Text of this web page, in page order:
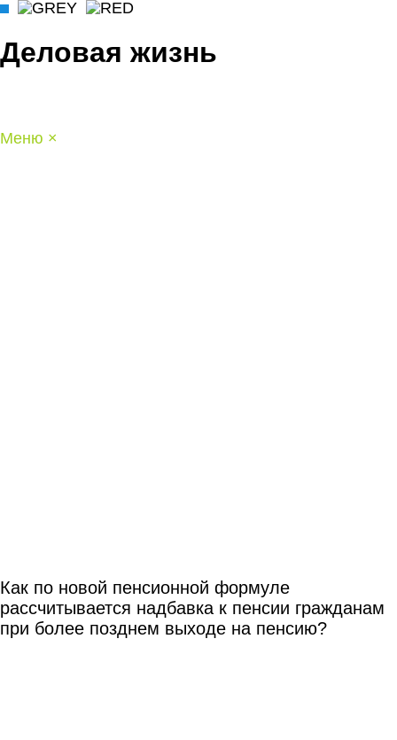
Деловая жизнь
Меню ×
Как по новой пенсионной формуле
рассчитывается надбавка к пенсии гражданам
при более позднем выходе на пенсию?